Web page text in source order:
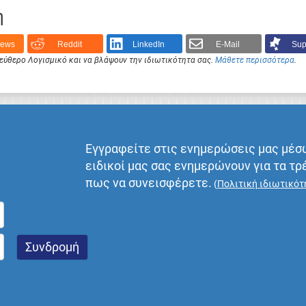
Reddit LinkedIn E-Mail
Λογισμικό και να βλάψουν την ιδιωτικότητα σας. Μάθετε περισσότερα.
Εγγραφείτε στις ενημερώσεις μας
ειδικοί μας σας ενημερώνουν για τα
πως να συνεισφέρετε. (Πολιτική